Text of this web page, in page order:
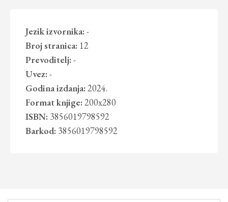
Jezik izvornika: -
Broj stranica: 12
Prevoditelj: -
Uvez: -
Godina izdanja: 2024.
Format knjige: 200x280
ISBN: 3856019798592
Barkod: 3856019798592